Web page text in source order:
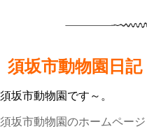
須坂市動物園日記
須坂市動物園です～。
須坂市動物園のホームページ